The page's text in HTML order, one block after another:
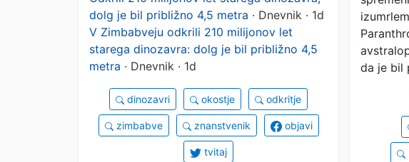
dolg je bil približno 4,5 metra · Dnevnik · 1d
V Zimbabveju odkrili 210 milijonov let
starega dinozavra: dolg je bil približno 4,5
metra · Dnevnik · 1d
dinozavri okostje odkritje
zimbabve znanstvenik objavi
tvitaj
da je bil